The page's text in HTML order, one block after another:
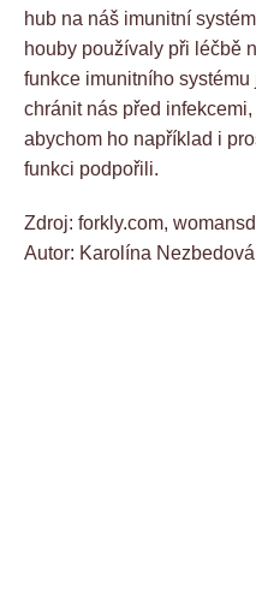
hub na náš imunitní
houby používaly při léčbě
funkce imunitního
chránit nás před
abychom ho například i
funkci podpořili.
Zdroj: forkly.com,
Autor: Karolína Nezbedová